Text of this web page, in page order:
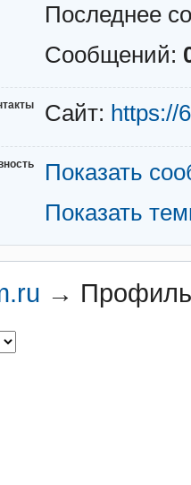
Последнее
Сообщений:
Сайт: https://
Показать
Показать
→ Профиль